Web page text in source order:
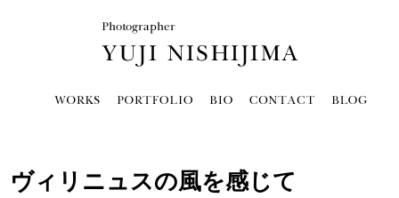
ヴィリニュスの風を感じて